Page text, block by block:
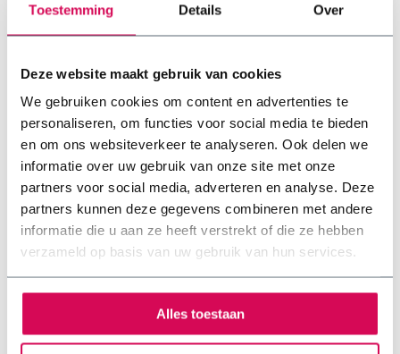
Toestemming Details Over
Deze website maakt gebruik van cookies
We gebruiken cookies om content en advertenties te
personaliseren, om functies voor social media te bieden
en om ons websiteverkeer te analyseren. Ook delen we
informatie over uw gebruik van onze site met onze
partners voor social media, adverteren en analyse. Deze
partners kunnen deze gegevens combineren met andere
informatie die u aan ze heeft verstrekt of die ze hebben
verzameld op basis van uw gebruik van hun services.
Alles toestaan
aanwezig zijn in de tuin is het gewenst om gefaseerd te
maaien. Laat minimaal 15-30 % van het dakoppervlak
ongemaaid (in stroken of hoeken). Twee tot drie weken
later kan het overige deel gemaaid worden.
Type grasmaaier:Veel grasmaaiers zullen moeite
hebben met lang gras. Kleine oppervlakten kunnen met
een bosmaaier gemaaid worden. Grotere oppervlakken
kunnen het beste worden aangepakt met een zwaardere